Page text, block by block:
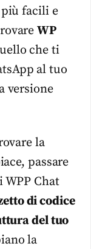
più facili e
WP
che ti
al tuo
versione
la
passare
Chat
di codice
del tuo
la